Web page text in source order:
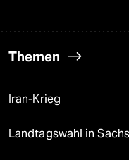
Themen
Iran-Krieg
Landtagswahl in